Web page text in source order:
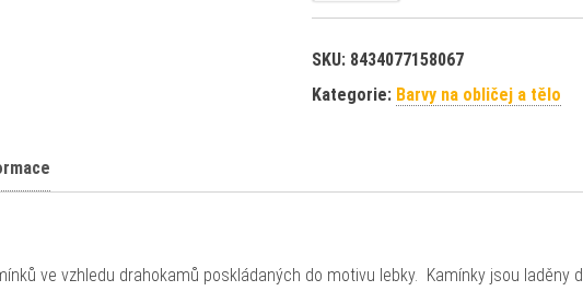
SKU: 8434077158067
Kategorie: Barvy na obličej a tělo
ve vzhledu drahokamů poskládaných do motivu lebky. Kamínky jsou laděny